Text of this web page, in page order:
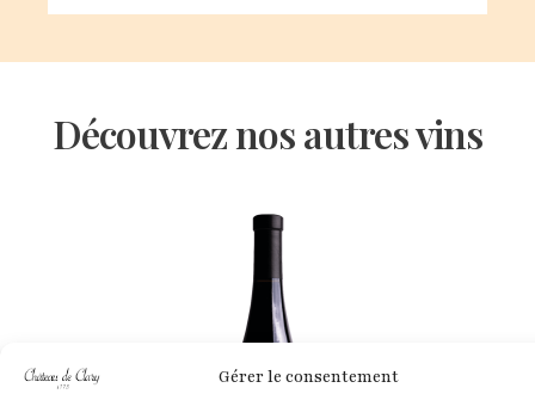
Gérer le consentement
Découvrez nos autres vins